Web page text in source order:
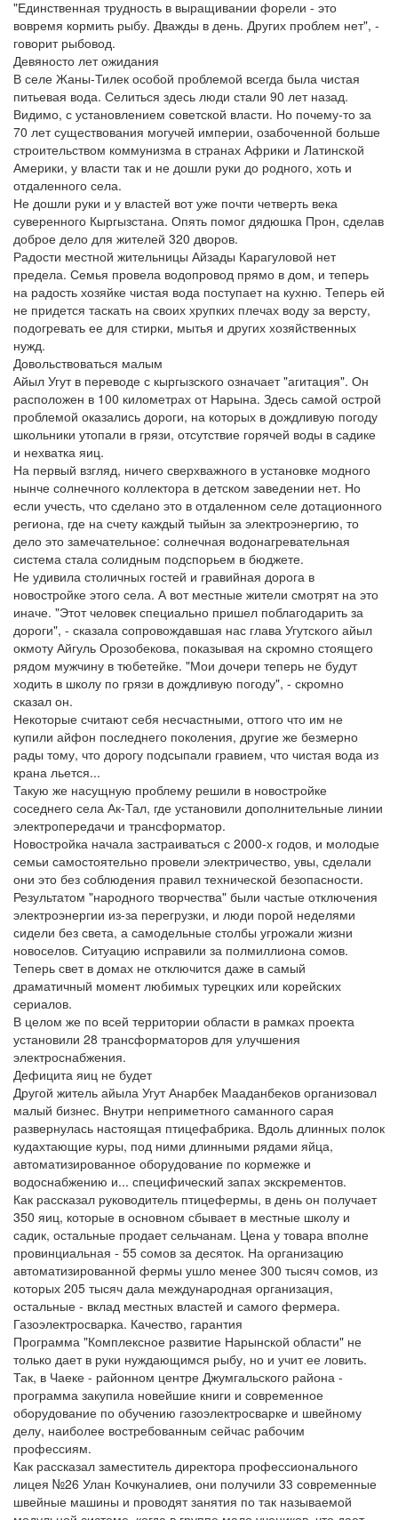
"Единственная трудность в выращивании форели - это
вовремя кормить рыбу. Дважды в день. Других проблем нет", -
говорит рыбовод.
Девяносто лет ожидания
В селе Жаны-Тилек особой проблемой всегда была чистая
питьевая вода. Селиться здесь люди стали 90 лет назад.
Видимо, с установлением советской власти. Но почему-то за
70 лет существования могучей империи, озабоченной больше
строительством коммунизма в странах Африки и Латинской
Америки, у власти так и не дошли руки до родного, хоть и
отдаленного села.
Не дошли руки и у властей вот уже почти четверть века
суверенного Кыргызстана. Опять помог дядюшка Прон, сделав
доброе дело для жителей 320 дворов.
Радости местной жительницы Айзады Карагуловой нет
предела. Семья провела водопровод прямо в дом, и теперь
на радость хозяйке чистая вода поступает на кухню. Теперь ей
не придется таскать на своих хрупких плечах воду за версту,
подогревать ее для стирки, мытья и других хозяйственных
нужд.
Довольствоваться малым
Айыл Угут в переводе с кыргызского означает "агитация". Он
расположен в 100 километрах от Нарына. Здесь самой острой
проблемой оказались дороги, на которых в дождливую погоду
школьники утопали в грязи, отсутствие горячей воды в садике
и нехватка яиц.
На первый взгляд, ничего сверхважного в установке модного
нынче солнечного коллектора в детском заведении нет. Но
если учесть, что сделано это в отдаленном селе дотационного
региона, где на счету каждый тыйын за электроэнергию, то
дело это замечательное: солнечная водонагревательная
система стала солидным подспорьем в бюджете.
Не удивила столичных гостей и гравийная дорога в
новостройке этого села. А вот местные жители смотрят на это
иначе. "Этот человек специально пришел поблагодарить за
дороги", - сказала сопровождавшая нас глава Угутского айыл
окмоту Айгуль Орозобекова, показывая на скромно стоящего
рядом мужчину в тюбетейке. "Мои дочери теперь не будут
ходить в школу по грязи в дождливую погоду", - скромно
сказал он.
Некоторые считают себя несчастными, оттого что им не
купили айфон последнего поколения, другие же безмерно
рады тому, что дорогу подсыпали гравием, что чистая вода из
крана льется...
Такую же насущную проблему решили в новостройке
соседнего села Ак-Тал, где установили дополнительные линии
электропередачи и трансформатор.
Новостройка начала застраиваться с 2000-х годов, и молодые
семьи самостоятельно провели электричество, увы, сделали
они это без соблюдения правил технической безопасности.
Результатом "народного творчества" были частые отключения
электроэнергии из-за перегрузки, и люди порой неделями
сидели без света, а самодельные столбы угрожали жизни
новоселов. Ситуацию исправили за полмиллиона сомов.
Теперь свет в домах не отключится даже в самый
драматичный момент любимых турецких или корейских
сериалов.
В целом же по всей территории области в рамках проекта
установили 28 трансформаторов для улучшения
электроснабжения.
Дефицита яиц не будет
Другой житель айыла Угут Анарбек Мааданбеков организовал
малый бизнес. Внутри неприметного саманного сарая
развернулась настоящая птицефабрика. Вдоль длинных полок
кудахтающие куры, под ними длинными рядами яйца,
автоматизированное оборудование по кормежке и
водоснабжению и... специфический запах экскрементов.
Как рассказал руководитель птицефермы, в день он получает
350 яиц, которые в основном сбывает в местные школу и
садик, остальные продает сельчанам. Цена у товара вполне
провинциальная - 55 сомов за десяток. На организацию
автоматизированной фермы ушло менее 300 тысяч сомов, из
которых 205 тысяч дала международная организация,
остальные - вклад местных властей и самого фермера.
Газоэлектросварка. Качество, гарантия
Программа "Комплексное развитие Нарынской области" не
только дает в руки нуждающимся рыбу, но и учит ее ловить.
Так, в Чаеке - районном центре Джумгальского района -
программа закупила новейшие книги и современное
оборудование по обучению газоэлектросварке и швейному
делу, наиболее востребованным сейчас рабочим
профессиям.
Как рассказал заместитель директора профессионального
лицея №26 Улан Кочкуналиев, они получили 33 современные
швейные машины и проводят занятия по так называемой